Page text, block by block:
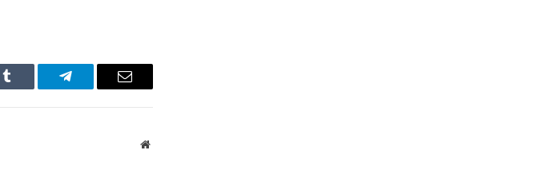
Tumblr Telegram Email
Website